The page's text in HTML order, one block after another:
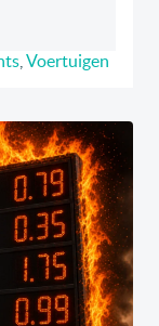
Voertuigen